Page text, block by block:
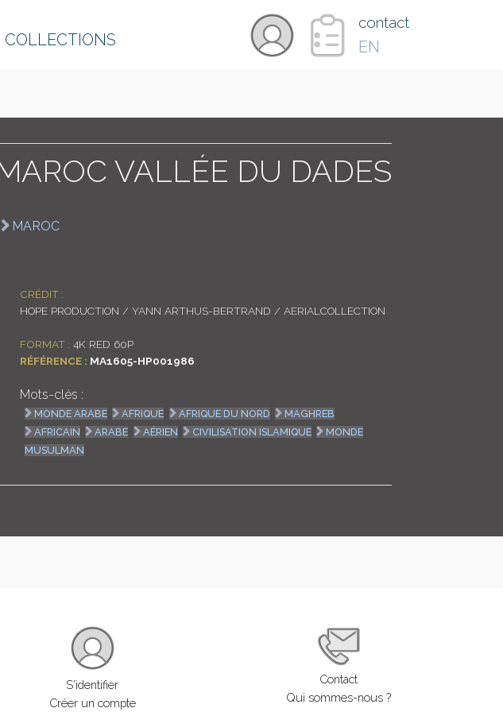
COLLECTIONS
contact
EN
VALLÉE DU DADES
MAROC
CRÉDIT :
HOPE PRODUCTION / YANN ARTHUS-BERTRAND / AERIALCOLLECTION
FORMAT : 4K RED 60P
RÉFÉRENCE : MA1605-HP001986
Mots-clés :
MONDE ARABE AFRIQUE AFRIQUE DU NORD
MAGHREB
AFRICAIN
ARABE AÉRIEN CIVILISATION ISLAMIQUE
MONDE
MUSULMAN
S'identifier
Créer un compte
Contact
Qui sommes-nous ?